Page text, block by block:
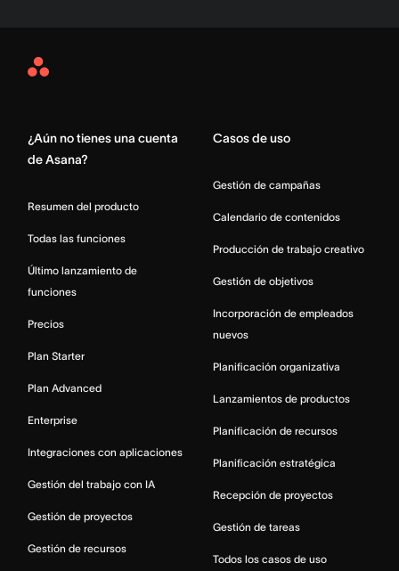
Asana
¿Aún no tienes una cuenta
de Asana?
Resumen del producto
Todas las funciones
Último lanzamiento de
funciones
Precios
Plan Starter
Plan Advanced
Enterprise
Integraciones con aplicaciones
Gestión del trabajo con IA
Gestión de proyectos
Gestión de recursos
Casos de uso
Gestión de campañas
Calendario de contenidos
Producción de trabajo creativo
Gestión de objetivos
Incorporación de empleados
nuevos
Planificación organizativa
Lanzamientos de productos
Planificación de recursos
Planificación estratégica
Recepción de proyectos
Gestión de tareas
Todos los casos de uso